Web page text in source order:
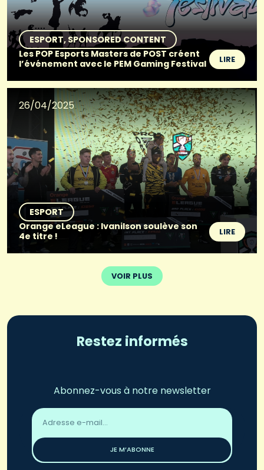
ESPORT SPONSORED CONTENT
Les POP Esports Masters de POST créent
l’événement avec le PEM Gaming Festival
LIRE
26/04/2025
ESPORT
Orange eLeague : Ivanilson soulève son
4e titre !
LIRE
VOIR PLUS
Restez informés
Abonnez-vous à notre newsletter
Adresse
email
JE M’ABONNE